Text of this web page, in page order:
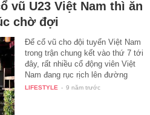
vũ U23 Việt Nam thì ăn
chờ đợi
Để cổ vũ cho đội tuyển Việt Nam
trong trận chung kết vào thứ 7 tới
đây, rất nhiều cổ động viên Việt
Nam đang rục rịch lên đường
tới…
LIFESTYLE - 9 năm trước